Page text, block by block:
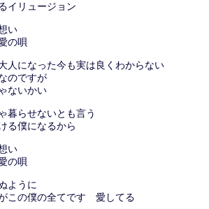
イリュージョン
い
の唄
になった今も実は良くわからない
のですが
ないかい
暮らせないとも言う
る僕になるから
い
の唄
ように
この僕の全てです 愛してる